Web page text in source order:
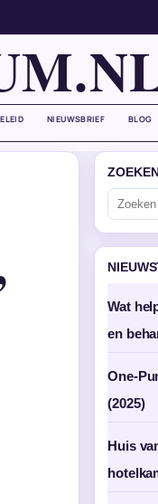
NIEUWSBRIEF BLOG
Wat
en
One-
(2025)
Huis